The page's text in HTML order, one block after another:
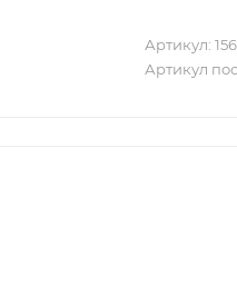
Артикул:
Артикул